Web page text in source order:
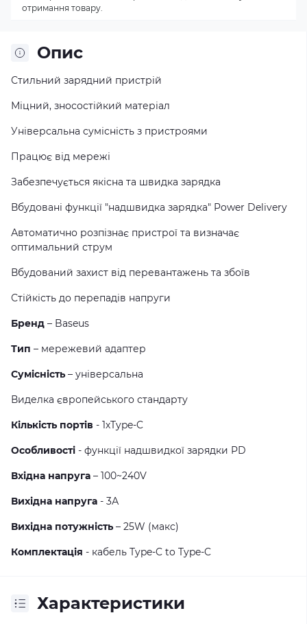
Опис
Стильний зарядний пристрій
Міцний, зносостійкий матеріал
Універсальна сумісність з пристроями
Працює від мережі
Забезпечується якісна та швидка зарядка
Вбудовані функції "надшвидка зарядка" Power Delivery
Автоматично розпізнає пристрої та визначає
оптимальний струм
Вбудований захист від перевантажень та збоїв
Стійкість до перепадів напруги
Бренд – Baseus
Тип – мережевий адаптер
Сумісність – універсальна
Виделка європейського стандарту
Кількість портів - 1хType-C
Особливості - функції надшвидкої зарядки PD
Вхідна напруга – 100~240V
Вихідна напруга - 3А
Вихідна потужність – 25W (макс)
Комплектація - кабель Type-C to Type-C
Характеристики
отримання товару.